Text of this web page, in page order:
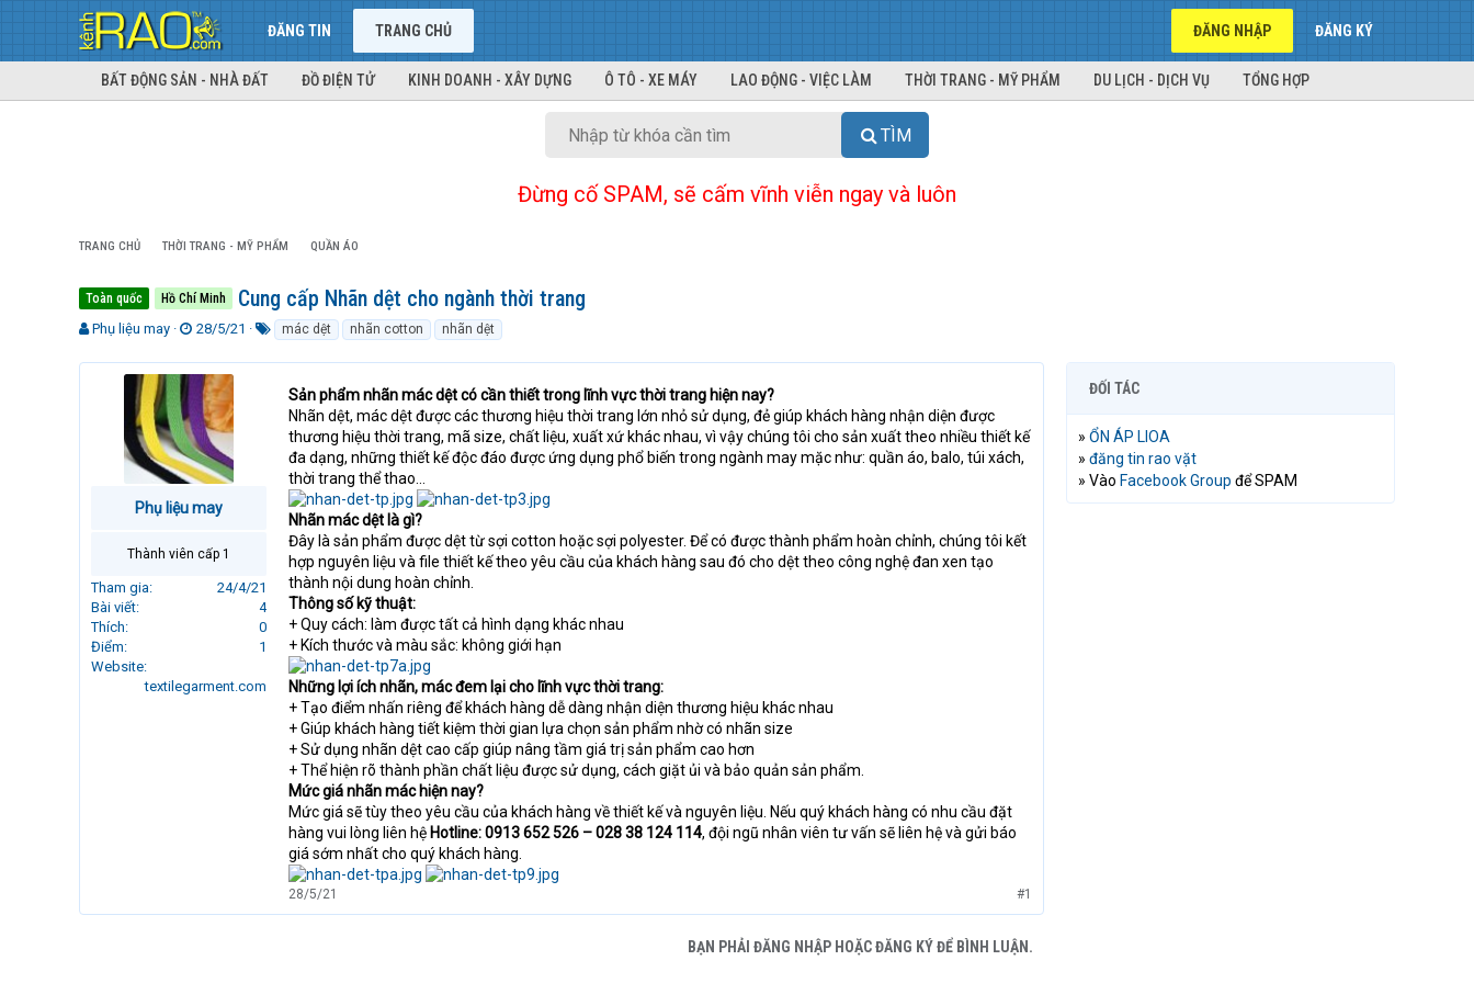
ĐĂNG TIN TRANG CHỦ ĐĂNG NHẬP ĐĂNG KÝ
BẤT ĐỘNG SẢN - NHÀ ĐẤT ĐỒ ĐIỆN TỬ KINH DOANH - XÂY DỰNG Ô TÔ - XE MÁY LAO ĐỘNG - VIỆC LÀM THỜI TRANG - MỸ PHẨM DU LỊCH - DỊCH VỤ TỔNG HỢP
TÌM
Đừng cố SPAM, sẽ cấm vĩnh viễn ngay và luôn
TRANG CHỦ THỜI TRANG - MỸ PHẨM QUẦN ÁO
Toàn quốc Hồ Chí Minh Cung cấp Nhãn dệt cho ngành thời trang
T
r
Phụ liệu may
N
à
ử
i
28/5/21
k
mác dệt nhãn cotton nhãn dệt
Phụ liệu may
Thành viên cấp 1
Tham gia
24/4/21
Bài viết
4
Thích
0
Điểm
1
Website
textilegarment.com
Sản phẩm nhãn mác dệt có cần thiết trong lĩnh vực thời trang hiện nay?
Nhãn dệt, mác dệt được các thương hiệu thời trang lớn nhỏ sử dụng, đẻ giúp khách hàng nhận diện được
thương hiệu thời trang, mã size, chất liệu, xuất xứ khác nhau, vì vậy chúng tôi cho sản xuất theo nhiều thiết kế
đa dạng, những thiết kế độc đáo được ứng dụng phổ biến trong ngành may mặc như: quần áo, balo, túi xách,
thời trang thể thao…
Nhãn mác dệt là gì?
Đây là sản phẩm được dệt từ sợi cotton hoặc sợi polyester. Để có được thành phẩm hoàn chỉnh, chúng tôi kết
hợp nguyên liệu và file thiết kế theo yêu cầu của khách hàng sau đó cho dệt theo công nghệ đan xen tạo
thành nội dung hoàn chỉnh.
Thông số kỹ thuật:
+ Quy cách: làm được tất cả hình dạng khác nhau
+ Kích thước và màu sắc: không giới hạn
Những lợi ích nhãn, mác đem lại cho lĩnh vực thời trang:
+ Tạo điểm nhấn riêng để khách hàng dễ dàng nhận diện thương hiệu khác nhau
+ Giúp khách hàng tiết kiệm thời gian lựa chọn sản phẩm nhờ có nhãn size
+ Sử dụng nhãn dệt cao cấp giúp nâng tầm giá trị sản phẩm cao hơn
+ Thể hiện rõ thành phần chất liệu được sử dụng, cách giặt ủi và bảo quản sản phẩm.
Mức giá nhãn mác hiện nay?
Mức giá sẽ tùy theo yêu cầu của khách hàng về thiết kế và nguyên liệu. Nếu quý khách hàng có nhu cầu đặt
hàng vui lòng liên hệ Hotline: 0913 652 526 – 028 38 124 114, đội ngũ nhân viên tư vấn sẽ liên hệ và gửi báo
giá sớm nhất cho quý khách hàng.
28/5/21 #1
BẠN PHẢI ĐĂNG NHẬP HOẶC ĐĂNG KÝ ĐỂ BÌNH LUẬN.
ĐỐI TÁC
» ỔN ÁP LIOA
» đăng tin rao vặt
» Vào Facebook Group để SPAM